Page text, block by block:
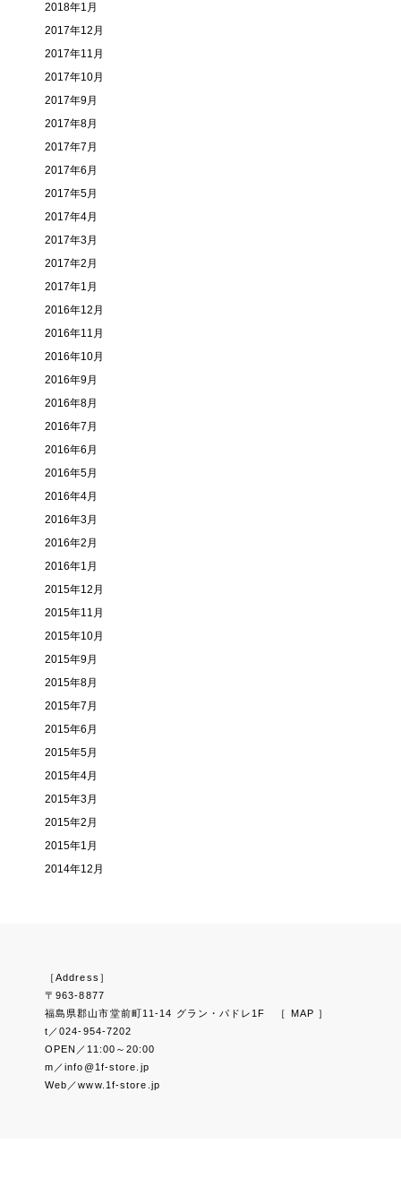
2018年1月
2017年12月
2017年11月
2017年10月
2017年9月
2017年8月
2017年7月
2017年6月
2017年5月
2017年4月
2017年3月
2017年2月
2017年1月
2016年12月
2016年11月
2016年10月
2016年9月
2016年8月
2016年7月
2016年6月
2016年5月
2016年4月
2016年3月
2016年2月
2016年1月
2015年12月
2015年11月
2015年10月
2015年9月
2015年8月
2015年7月
2015年6月
2015年5月
2015年4月
2015年3月
2015年2月
2015年1月
2014年12月
［Address］
〒963-8877
福島県郡山市堂前町11-14 グラン・パドレ1F
［ MAP ］
t／024-954-7202
OPEN／11:00～20:00
m／info@1f-store.jp
Web／www.1f-store.jp